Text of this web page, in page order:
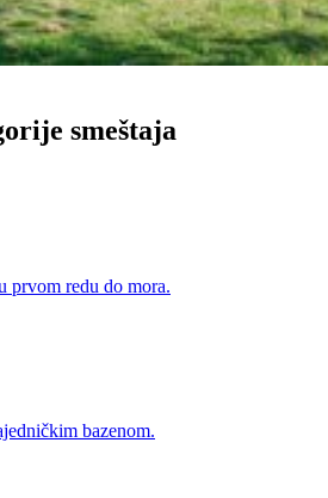
smeštaja
prvom redu do mora.
bazenom.